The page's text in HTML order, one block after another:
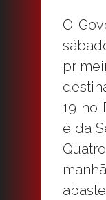
O
19 no
é da